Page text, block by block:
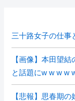
三十路女子の仕事
【画像】本田望
と話題にw w w w
【悲報】思春期